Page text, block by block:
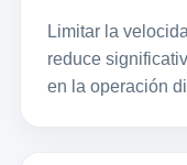
Limitar la
reduce
en la operación